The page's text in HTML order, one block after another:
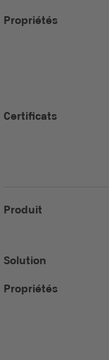
Propriétés
Certificats
Produit
Solution
Propriétés